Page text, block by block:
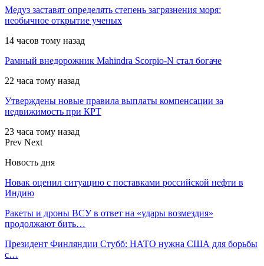
Медуз заставят определять степень загрязнения моря:
необычное открытие ученых
14 часов тому назад
Рамный внедорожник Mahindra Scorpio-N стал богаче
22 часа тому назад
Утверждены новые правила выплаты компенсации за
недвижимость при КРТ
23 часа тому назад
Prev Next
Новость дня
Новак оценил ситуацию с поставками российской нефти в
Индию
Ракеты и дроны ВСУ в ответ на «удары возмездия»
продолжают бить…
Президент Финляндии Стубб: НАТО нужна США для борьбы
с…